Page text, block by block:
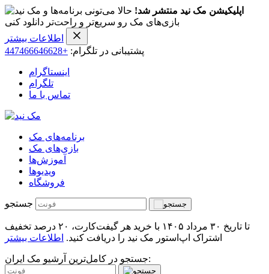
اپلیکیشن مک نید منتشر شد! حالا می‌تونی برنامه‌ها و
بازی‌های مک رو سریع‌تر و راحت‌تر دانلود کنی
اطلاعات بیشتر
پشتیبانی در تلگرام: +447466646628
اینستاگرام
تلگرام
تماس با ما
برنامه‌های مک
بازی‌های مک
آموزش‌ها
ویدیو‌ها
فروشگاه
جستجو
تا تاریخ ۳۰ مرداد ۱۴۰۵ با خرید هر گیفت‌کارت، ۲۰ درصد تخفیف
اشتراک اپ‌استور مک نید را دریافت کنید. اطلاعات بیشتر
جستجو در کامل‌ترین آرشیو مک ایران: